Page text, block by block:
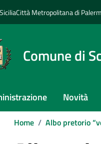
Città Metropolitana di
Comune di
Novità
Home / Albo pretorio